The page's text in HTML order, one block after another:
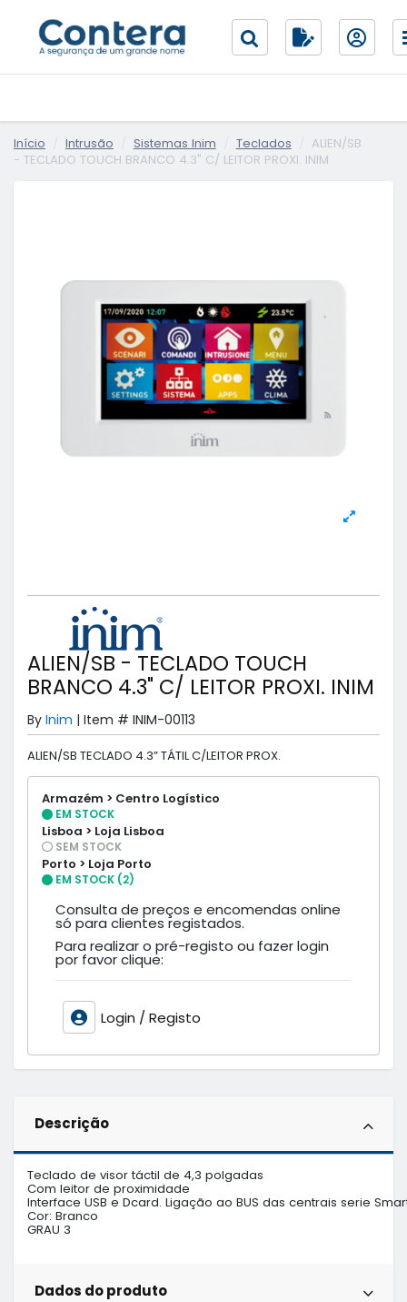
Início Intrusão Sistemas Inim Teclados
ALIEN/SB
- TECLADO TOUCH BRANCO 4.3" C/ LEITOR PROXI. INIM
ALIEN/SB - TECLADO TOUCH
BRANCO 4.3" C/ LEITOR PROXI. INIM
By Inim | Item # INIM-00113
ALIEN/SB TECLADO 4.3” TÁTIL C/LEITOR PROX.
Armazém > Centro Logístico
EM STOCK
Lisboa > Loja Lisboa
SEM STOCK
Porto > Loja Porto
EM STOCK (2)
Consulta de preços e encomendas online
só para clientes registados.
Para realizar o pré-registo ou fazer login
por favor clique:
Login / Registo
Descrição
Teclado de visor táctil de 4,3 polgadas
Com leitor de proximidade
Interface USB e Dcard. Ligação ao BUS das centrais serie
Cor: Branco
GRAU 3
Dados do produto